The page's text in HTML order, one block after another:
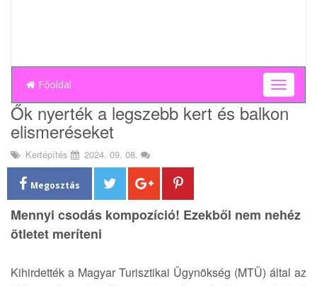
Főoldal
T
o
g
i
i
Ők nyerték a legszebb kert és balkon
elismeréseket
Kertépítés 2024. 09. 08.
Megosztás
Mennyi csodás kompozíció! Ezekből nem nehéz
ötletet meríteni
Kihirdették a Magyar Turisztikai Ügynökség (MTÜ) által az